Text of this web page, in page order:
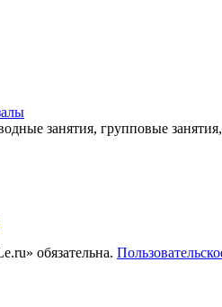
занятия, групповые
обязательна.